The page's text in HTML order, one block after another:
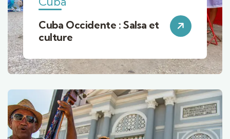
Cuba Occidente : Salsa et
culture